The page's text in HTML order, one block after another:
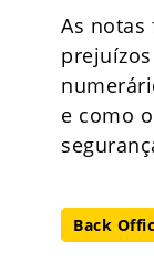
As notas
e como
Back